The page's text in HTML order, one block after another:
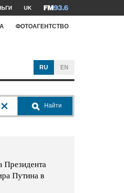
UK
ФОТОАГЕНТСТВО
RU EN
Найти
Президента
Путина в